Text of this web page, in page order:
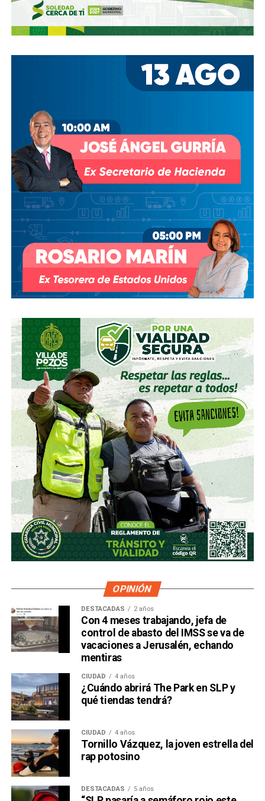
OPINIÓN
DESTACADAS 2 años
Con 4 meses trabajando, jefa de
control de abasto del IMSS se va de
vacaciones a Jerusalén, echando
mentiras
CIUDAD 4 años
¿Cuándo abrirá The Park en SLP y
qué tiendas tendrá?
CIUDAD 4 años
Tornillo Vázquez, la joven estrella del
rap potosino
DESTACADAS 5 años